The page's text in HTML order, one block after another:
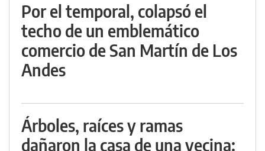
Por el temporal, colapsó el
techo de un emblemático
comercio de San Martín de Los
Andes
Árboles, raíces y ramas
dañaron la casa de una vecina: